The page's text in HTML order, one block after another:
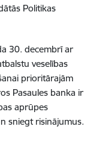
Politikas
30. decembrī ar
veselības
prioritārajām
Pasaules banka ir
aprūpes
sniegt risinājumus.